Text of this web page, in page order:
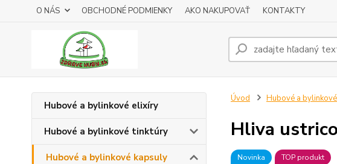
O NÁS OBCHODNÉ PODMIENKY AKO NAKUPOVAŤ KONTAKTY
Hubové a bylinkové elixíry
Hubové a bylinkové tinktúry
Hubové a bylinkové kapsuly
Úvod Hubové a
Hliva
Novinka TOP produkt